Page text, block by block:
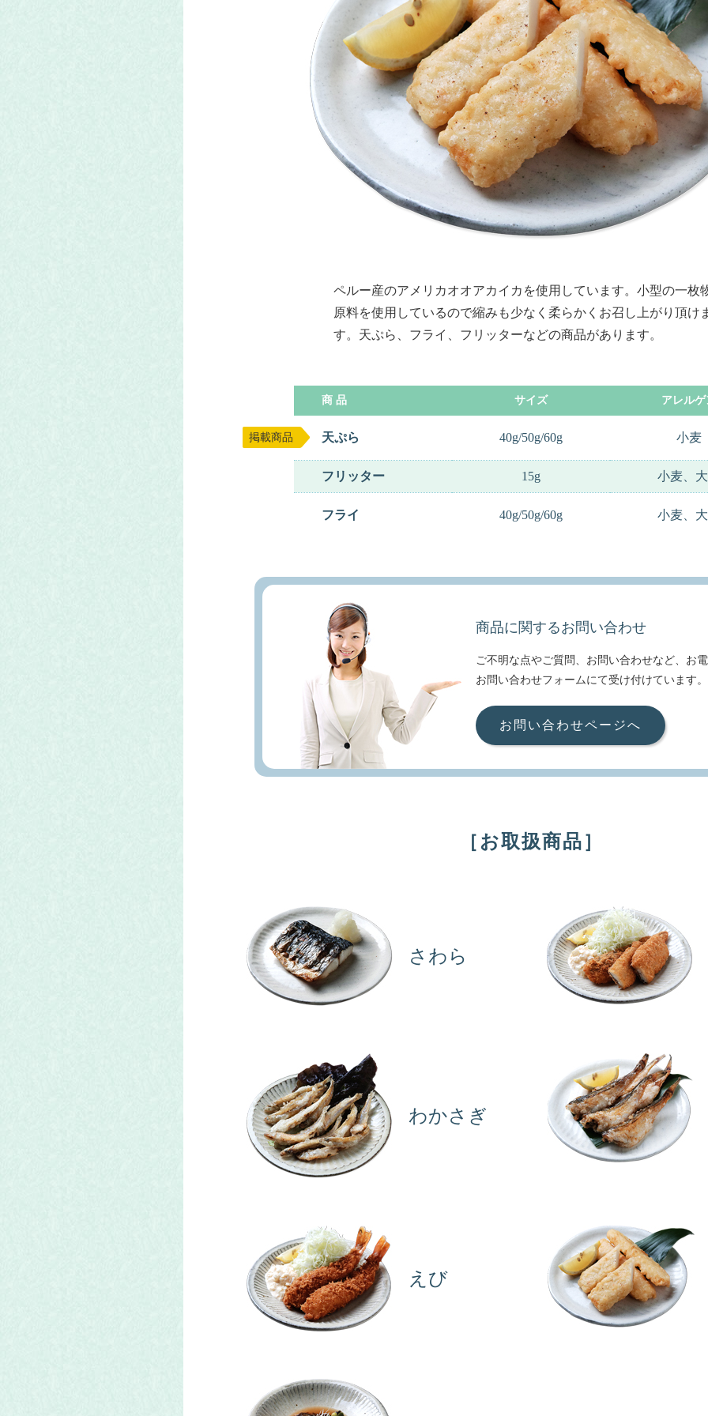
ペルー産のアメリカオオアカイカを使用しています。小型の一枚
原料を使用しているので縮みも少なく柔らかくお召し上がり頂け
す。天ぷら、フライ、フリッターなどの商品があります。
商 品 サイズ アレルゲ
天ぷら
掲載商品 40g/50g/60g 小麦
フリッター 15g 小麦、
フライ 40g/50g/60g 小麦、
商品に関するお問い合わせ
ご不明な点やご質問、お問い合わせなど、お
お問い合わせフォームにて受け付けています。
お問い合わせページへ
［お取扱商品］
さわら
わかさぎ
えび